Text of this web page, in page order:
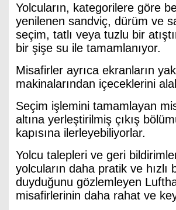
Yolcuların, kategorilere göre
yenilenen sandviç, dürüm ve
seçim, tatlı veya tuzlu bir
bir şişe su ile tamamlanıyor.
Misafirler ayrıca ekranların
makinalarından içeceklerini
Seçim işlemini tamamlayan
altına yerleştirilmiş çıkış
kapısına ilerleyebiliyorlar.
Yolcu talepleri ve geri
yolcuların daha pratik ve
duyduğunu gözlemleyen
misafirlerinin daha rahat ve